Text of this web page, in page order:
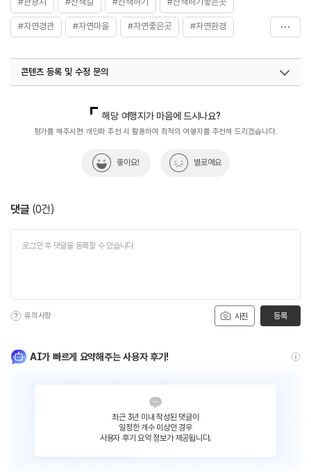
#자연경관 #자연마을 #자연좋은곳 #자연환경
#휴식하기좋은곳
콘텐츠 등록 및 수정 문의
해당 여행지가 마음에 드시나요?
평가를 해주시면 개인화 추천 시 활용하여 최적의 여행지를 추천해 드리겠습니다.
좋아요! 별로예요
댓글 (0건)
사진
유의사항 등록
AI가 빠르게 요약해주는 사용자 후기!
최근 3년 이내 작성된 댓글이
일정한 개수 이상인 경우
사용자 후기 요약 정보가 제공됩니다.